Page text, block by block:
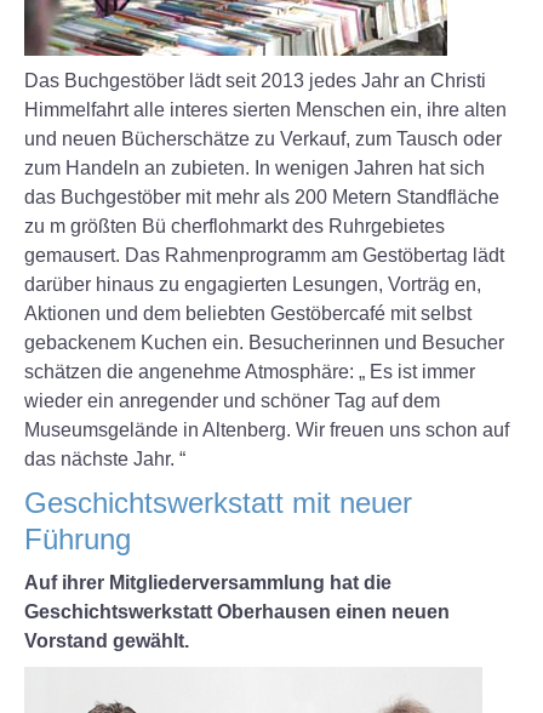
Das Buchgestöber lädt seit 2013 jedes Jahr an Christi
Himmelfahrt alle interes sierten Menschen ein, ihre alten
und neuen Bücherschätze zu Verkauf, zum Tausch oder
zum Handeln an zubieten. In wenigen Jahren hat sich
das Buchgestöber mit mehr als 200 Metern Standfläche
zu m größten Bü cherflohmarkt des Ruhrgebietes
gemausert. Das Rahmenprogramm am Gestöbertag lädt
darüber hinaus zu engagierten Lesungen, Vorträg en,
Aktionen und dem beliebten Gestöbercafé mit selbst
gebackenem Kuchen ein. Besucherinnen und Besucher
schätzen die angenehme Atmosphäre: „ Es ist immer
wieder ein anregender und schöner Tag auf dem
Museumsgelände in Altenberg. Wir freuen uns schon auf
das nächste Jahr. “
Geschichtswerkstatt mit neuer
Führung
Auf ihrer Mitgliederversammlung hat die
Geschichtswerkstatt Oberhausen einen neuen
Vorstand gewählt.